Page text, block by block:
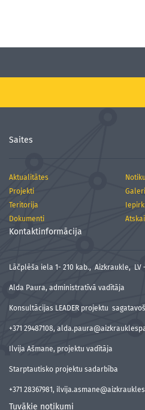
Saites
Aktualitātes
Projekti
Teritorija
Dokumenti
Kontaktinformācija
Lāčplēša iela 1- 210 kab., Aizkraukle, LV
Alda Paura, administratīvā vadītāja
Konsultācijas LEADER projektu
+371 29487108,
Ilvija Ašmane, projektu vadītāja
Starptautisko projektu sadarbība
+371 28367981,
Tuvākie notikumi